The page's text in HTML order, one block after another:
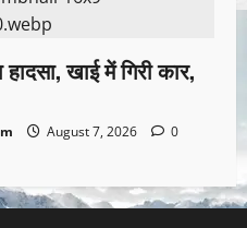
खाई में गिरी कार,
August 7, 2026
0